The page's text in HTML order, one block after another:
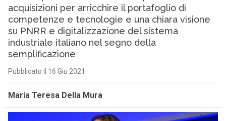
acquisizioni per arricchire il portafoglio di
competenze e tecnologie e una chiara visione
su PNRR e digitalizzazione del sistema
industriale italiano nel segno della
semplificazione
Pubblicato il 16 Giu 2021
Maria Teresa Della Mura